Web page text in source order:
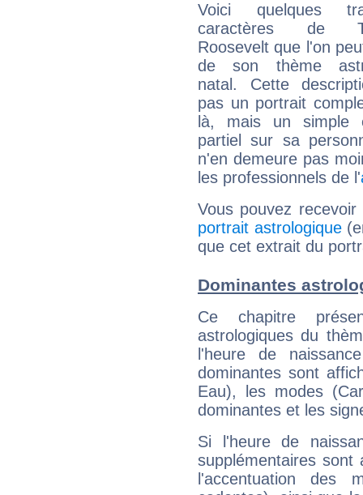
Voici quelques
caractères de
Roosevelt que l'on
de son thème
natal. Cette
pas un portrait
là, mais un simple
partiel sur sa
n'en demeure pas
les professionnels de l'
Vous pouvez
portrait astrologique
que cet extrait du
Dominantes
Ce chapitre
astrologiques du
l'heure de
dominantes sont
Eau), les modes
dominantes et les
Si l'heure de
supplémentaires sont
l'accentuation des